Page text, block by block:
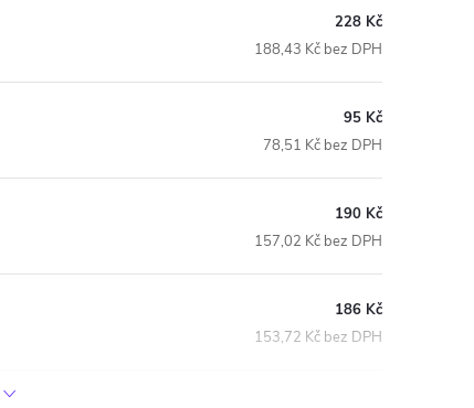
228 Kč
188,43 Kč bez DPH
95 Kč
78,51 Kč bez DPH
190 Kč
157,02 Kč bez DPH
186 Kč
153,72 Kč bez DPH